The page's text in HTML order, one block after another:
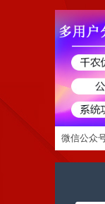
微信公众
APP小程
直